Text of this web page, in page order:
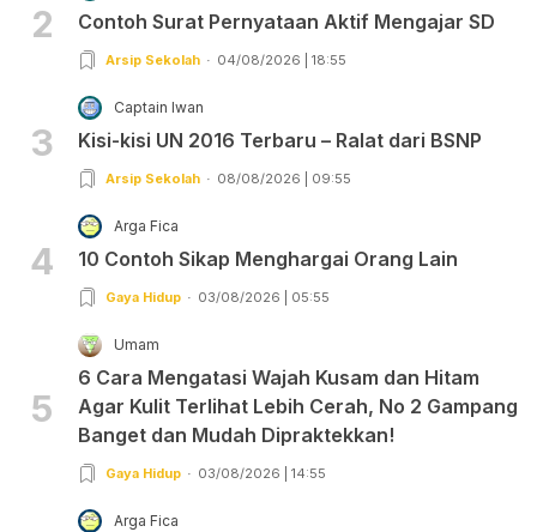
2 Contoh Surat Pernyataan Aktif Mengajar SD
Arsip Sekolah 04/08/2026 | 18:55
3
Captain Iwan
Kisi-kisi UN 2016 Terbaru – Ralat dari BSNP
Arsip Sekolah 08/08/2026 | 09:55
4
Arga Fica
10 Contoh Sikap Menghargai Orang Lain
Gaya Hidup 03/08/2026 | 05:55
5
Umam
6 Cara Mengatasi Wajah Kusam dan Hitam
Agar Kulit Terlihat Lebih Cerah, No 2 Gampang
Banget dan Mudah Dipraktekkan!
Gaya Hidup 03/08/2026 | 14:55
Arga Fica